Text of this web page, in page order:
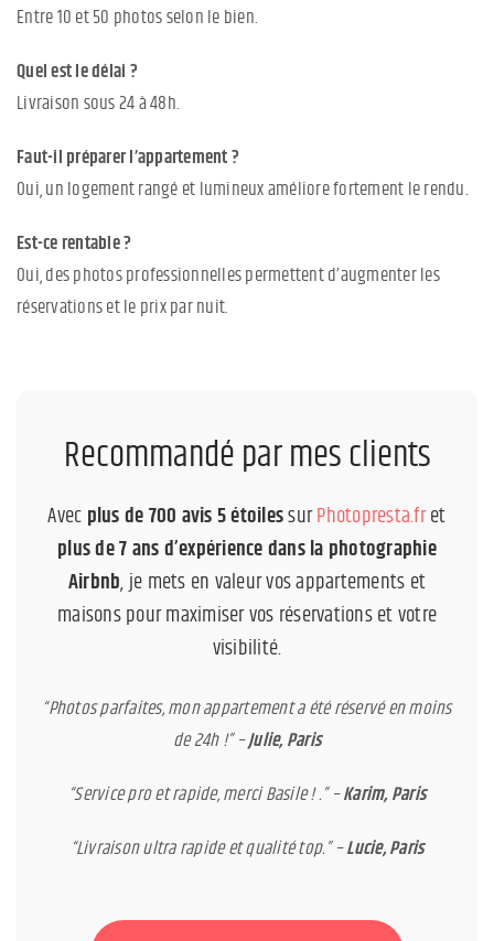
Entre 10 et 50 photos selon le bien.
Quel est le délai ?
Livraison sous 24 à 48h.
Faut-il préparer l’appartement ?
Oui, un logement rangé et lumineux améliore fortement le rendu.
Est-ce rentable ?
Oui, des photos professionnelles permettent d’augmenter les
réservations et le prix par nuit.
Recommandé par mes clients
Avec plus de 700 avis 5 étoilessurPhotopresta.fret
plus de 7 ans d’expérience dans la photographie
Airbnb, je mets en valeur vos appartements et
maisons pour maximiser vos réservations et votre
visibilité.
“Photos parfaites, mon appartement a été réservé en moins
de 24h !” –Julie, Paris
“Service pro et rapide, merci Basile ! .” –Karim, Paris
“Livraison ultra rapide et qualité top.” –Lucie, Paris